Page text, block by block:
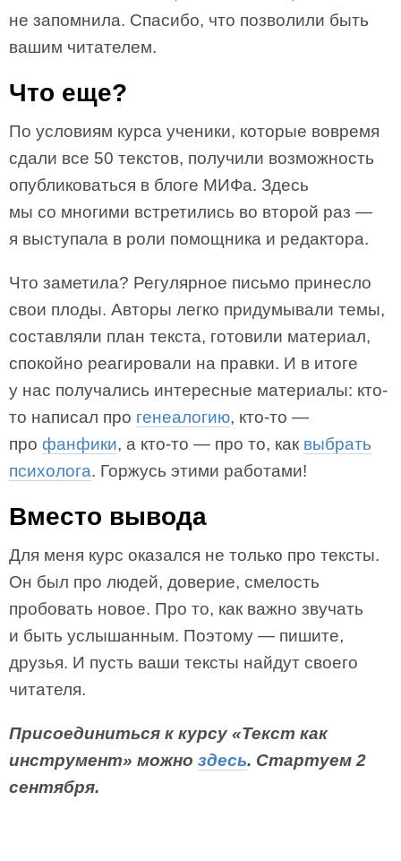
не запомнила. Спасибо, что позволили быть
вашим читателем.
Что еще?
По условиям курса ученики, которые вовремя
сдали все 50 текстов, получили возможность
опубликоваться в блоге МИФа. Здесь
мы со многими встретились во второй раз —
я выступала в роли помощника и редактора.
Что заметила? Регулярное письмо принесло
свои плоды. Авторы легко придумывали темы,
составляли план текста, готовили материал,
спокойно реагировали на правки. И в итоге
у нас получались интересные материалы: кто-
то написал про генеалогию, кто-то —
про фанфики, а кто-то — про то, как выбрать
психолога. Горжусь этими работами!
Вместо вывода
Для меня курс оказался не только про тексты.
Он был про людей, доверие, смелость
пробовать новое. Про то, как важно звучать
и быть услышанным. Поэтому — пишите,
друзья. И пусть ваши тексты найдут своего
читателя.
Присоединиться к курсу «Текст как
инструмент» можно здесь. Стартуем 2
сентября.